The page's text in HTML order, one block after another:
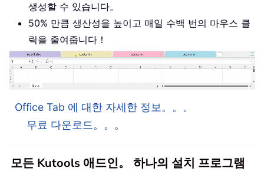
생성할 수 있습니다。
50% 만큼 생산성을 높이고 매일 수백 번의 마우스 클
릭을 줄여줍니다！
Office Tab 에 대한 자세한 정보。。。
무료 다운로드。。。
모든 Kutools 애드인。 하나의 설치 프로그램